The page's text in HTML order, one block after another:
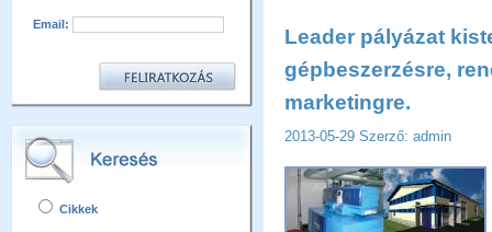
Email:
Cikkek
Leader pályázat
gépbeszerzésre,
marketingre.
2013-05-29 Szerző: admin